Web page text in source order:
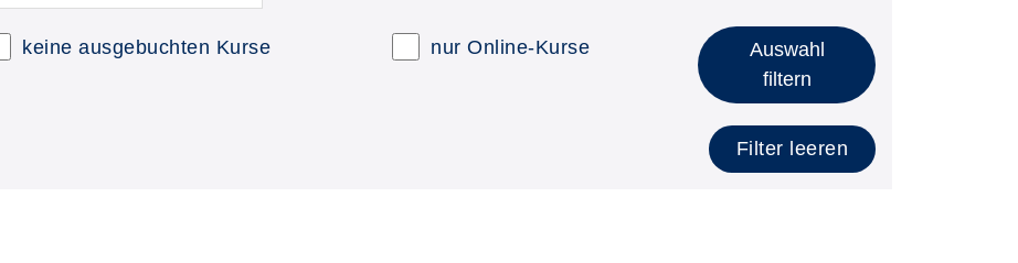
keine ausgebuchten Kurse nur Online-Kurse
Auswahl
filtern
Filter leeren